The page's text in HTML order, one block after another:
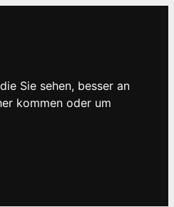
Sie sehen, besser an
kommen oder um